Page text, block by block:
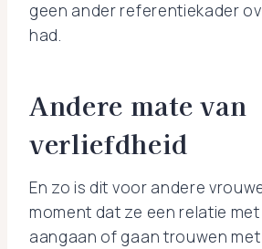
geen ander referentiekader
had.
Andere mate van
verliefdheid
En zo is dit voor andere
moment dat ze een relatie met
aangaan of gaan trouwen